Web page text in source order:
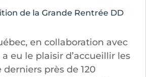
de la Grande Rentrée DD
en collaboration avec
eu le plaisir d’accueillir les
près de 120